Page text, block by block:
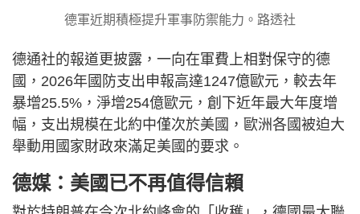
德軍近期積極提升軍事防禦能力。路透社
德通社的報道更披露，一向在軍費上相對保守的德
國，2026年國防支出申報高達1247億歐元，較去年
暴增25.5%，淨增254億歐元，創下近年最大年度增
幅，支出規模在北約中僅次於美國，歐洲各國被迫大
舉動用國家財政來滿足美國的要求。
德媒：美國已不再值得信賴